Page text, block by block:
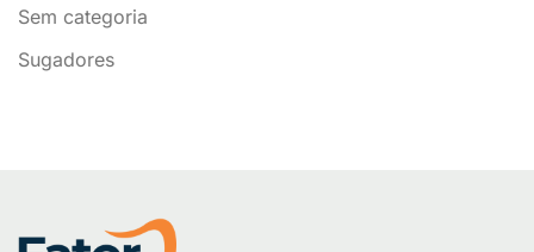
Sem categoria
Sugadores